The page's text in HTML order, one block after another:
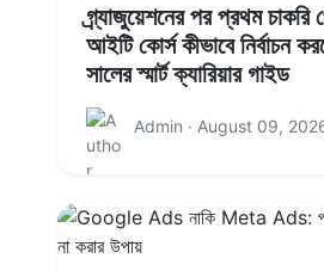
গ্র্যাজুয়েশনের পর প্রথম চাকরি
আইটি কোর্স কীভাবে নির্বাচন
সালের স্মার্ট ক্যারিয়ার গাইড
Admin · August 09,